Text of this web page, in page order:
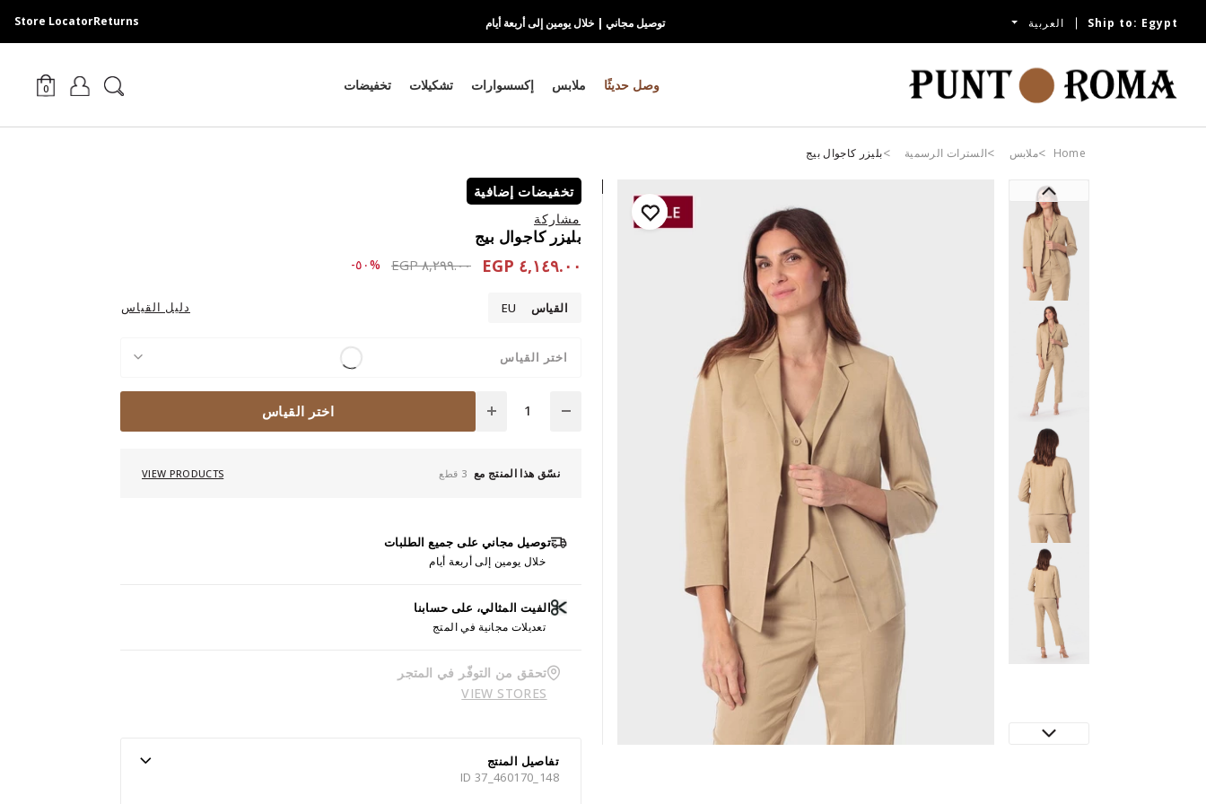
Ship to: Egypt العربية توصيل مجاني | خلال يومين إلى أربعة أيام Returns
Store Locator
وصل حديثًا ملابس إكسسوارات تشكيلات تخفيضات 0
Home ملابس السترات الرسمية بليزر كاجوال بيج
تخفيضات إضافية
مشاركة
بليزر كاجوال بيج
٤,١٤٩.٠٠ EGP Price reduced from
٨,٢٩٩.٠٠ EGP to ٤,١٤٩.٠٠ EGP%٥٠-
القياس EU دليل القياس
اختر القياس
اختر القياس
نسّق هذا المنتج مع 3 قطع VIEW PRODUCTS
توصيل مجاني على جميع الطلبات
خلال يومين إلى أربعة أيام
الفيت المثالي، على حسابنا
تعديلات مجانية في المتج
تحقق من التوفّر في المتجر
VIEW STORES
تفاصيل المنتج
ID 37_460170_148